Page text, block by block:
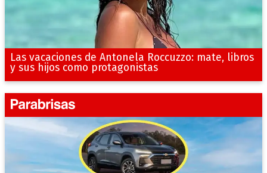
Las vacaciones de Antonela Roccuzzo: mate, libros
y sus hijos como protagonistas